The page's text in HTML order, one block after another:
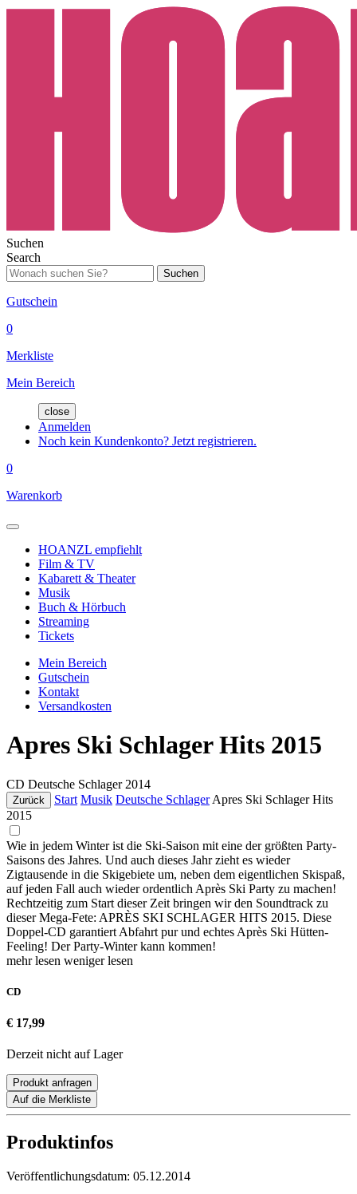
Suchen
Search
Suchen
Gutschein
0
Merkliste
Mein Bereich
close
Anmelden
Noch kein Kundenkonto? Jetzt registrieren.
0
Warenkorb
HOANZL empfiehlt
Film & TV
Kabarett & Theater
Musik
Buch & Hörbuch
Streaming
Tickets
Mein Bereich
Gutschein
Kontakt
Versandkosten
Apres Ski Schlager Hits 2015
CD Deutsche Schlager 2014
Zurück Start Musik Deutsche Schlager Apres Ski Schlager Hits
2015
Wie in jedem Winter ist die Ski-Saison mit eine der größten Party-
Saisons des Jahres. Und auch dieses Jahr zieht es wieder
Zigtausende in die Skigebiete um, neben dem eigentlichen Skispaß,
auf jeden Fall auch wieder ordentlich Après Ski Party zu machen!
Rechtzeitig zum Start dieser Zeit bringen wir den Soundtrack zu
dieser Mega-Fete: APRÈS SKI SCHLAGER HITS 2015. Diese
Doppel-CD garantiert Abfahrt pur und echtes Après Ski Hütten-
Feeling! Der Party-Winter kann kommen!
mehr lesen weniger lesen
CD
€ 17,99
Derzeit nicht auf Lager
Produkt anfragen
Auf die Merkliste
Produktinfos
Veröffentlichungsdatum: 05.12.2014